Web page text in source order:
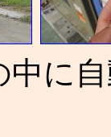
中に